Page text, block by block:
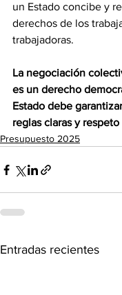
un Estado concibe y
derechos de los
trabajadoras.
La negociación
es un derecho
Estado debe
reglas claras y respeto
Presupuesto 2025
Entradas recientes